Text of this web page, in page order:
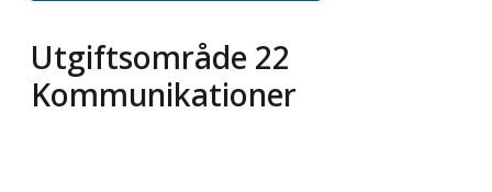
Utgiftsområde 22
Kommunikationer